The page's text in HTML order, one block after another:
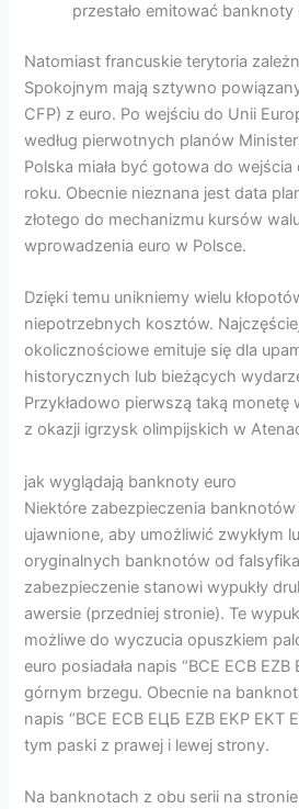
przestało emitować
Natomiast francuskie terytoria
Spokojnym mają sztywno
CFP) z euro. Po wejściu do Unii
według pierwotnych planów
Polska miała być gotowa do
roku. Obecnie nieznana jest data
złotego do mechanizmu kursów
wprowadzenia euro w Polsce.
Dzięki temu unikniemy wielu
niepotrzebnych kosztów.
okolicznościowe emituje się dla
historycznych lub bieżących
Przykładowo pierwszą taką monetę
z okazji igrzysk olimpijskich w
jak wyglądają banknoty euro
Niektóre zabezpieczenia banknotów
ujawnione, aby umożliwić zwykłym
oryginalnych banknotów od
zabezpieczenie stanowi wypukły
awersie (przedniej stronie). Te
możliwe do wyczucia opuszkiem
euro posiadała napis “BCE ECB EZB
górnym brzegu. Obecnie na
napis “BCE ECB EЦБ EZB EKP EKT
tym paski z prawej i lewej strony.
Na banknotach z obu serii na